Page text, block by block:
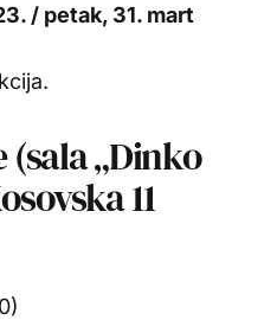
/ petak, 31. mart
„Dinko
11